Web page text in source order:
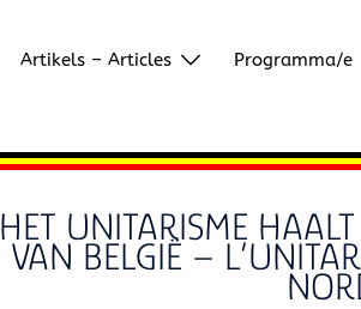
Artikels – Articles Programma/e
HET UNITARISME
VAN BELGIË –